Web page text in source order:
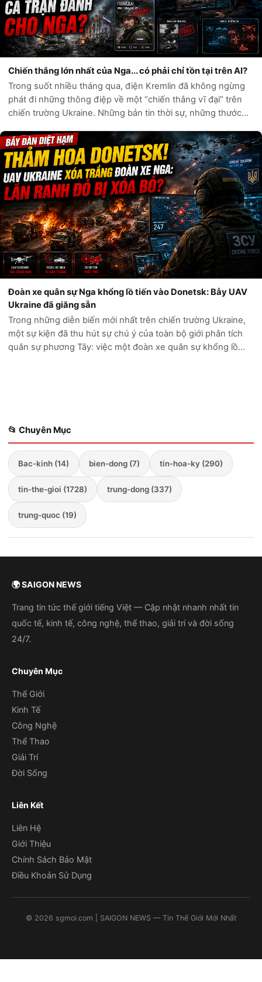
Chiến thắng lớn nhất của Nga... có phải chỉ tồn tại trên AI?
Trong suốt nhiều tháng qua, điện Kremlin đã không ngừng
phát đi những thông điệp về một “chiến thắng vĩ đại” trên
chiến trường Ukraine. Những bản tin thời sự, những thước
ngợi sức mạnh quân...
Đoàn xe quân sự Nga khổng lồ tiến vào Donetsk: Bẫy UAV
Ukraine đã giăng sẵn
Trong những diễn biến mới nhất trên chiến trường Ukraine,
một sự kiện đã thu hút sự chú ý của toàn bộ giới phân tích
quân sự phương Tây: việc một đoàn xe quân sự khổng lồ
📂 Chuyên Mục
Bac-kinh (14) bien-dong (7) tin-hoa-ky (290)
tin-the-gioi (1728) trung-dong (337)
trung-quoc (19)
🌍 SAIGON NEWS
Trang tin tức thế giới tiếng Việt — Cập nhật nhanh nhất tin
quốc tế, kinh tế, công nghệ, thể thao, giải trí và đời sống
24/7.
Chuyên Mục
Thế Giới
Kinh Tế
Công Nghệ
Thể Thao
Giải Trí
Đời Sống
Liên Kết
Liên Hệ
Giới Thiệu
Chính Sách Bảo Mật
Điều Khoản Sử Dụng
© 2026 sgmoi.com | SAIGON NEWS — Tin Thế Giới Mới Nhất